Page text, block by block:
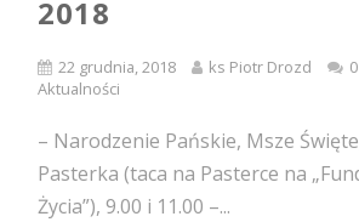
2018
22 grudnia, 2018 ks Piotr Drozd
Aktualności
– Narodzenie Pańskie, Msze
Pasterka (taca na Pasterce na
Życia”), 9.00 i 11.00 –...